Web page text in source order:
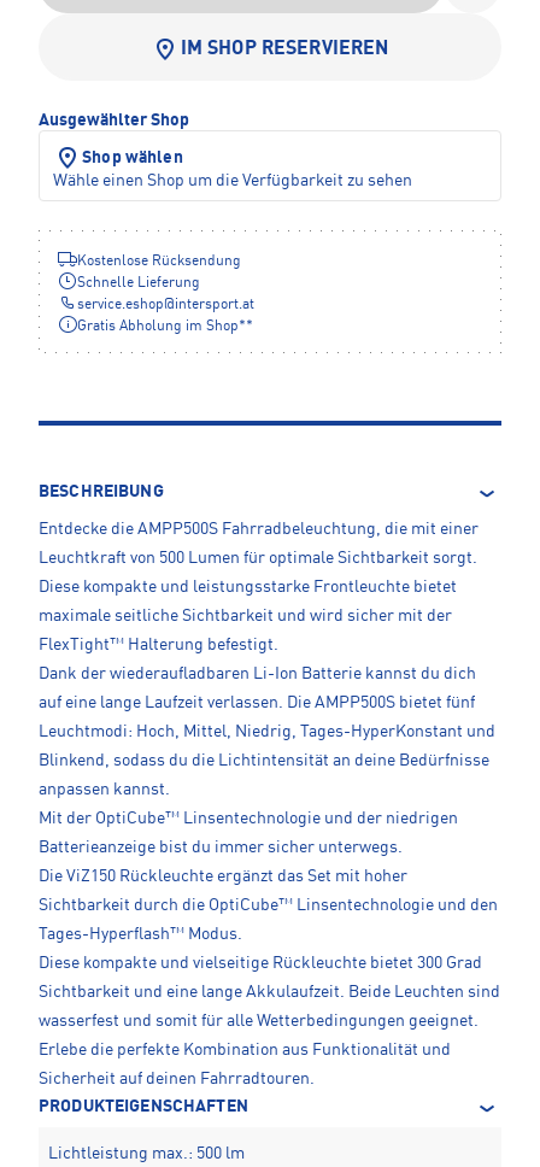
IM SHOP RESERVIEREN
Ausgewählter Shop
Shop wählen
Wähle einen Shop um die Verfügbarkeit zu sehen
Kostenlose Rücksendung
Schnelle Lieferung
service.eshop@intersport.at
Gratis Abholung im Shop**
BESCHREIBUNG
Entdecke die AMPP500S Fahrradbeleuchtung, die mit einer
Leuchtkraft von 500 Lumen für optimale Sichtbarkeit sorgt.
Diese kompakte und leistungsstarke Frontleuchte bietet
maximale seitliche Sichtbarkeit und wird sicher mit der
FlexTight™ Halterung befestigt.
Dank der wiederaufladbaren Li-Ion Batterie kannst du dich
auf eine lange Laufzeit verlassen. Die AMPP500S bietet fünf
Leuchtmodi: Hoch, Mittel, Niedrig, Tages-HyperKonstant und
Blinkend, sodass du die Lichtintensität an deine Bedürfnisse
anpassen kannst.
Mit der OptiCube™ Linsentechnologie und der niedrigen
Batterieanzeige bist du immer sicher unterwegs.
Die ViZ150 Rückleuchte ergänzt das Set mit hoher
Sichtbarkeit durch die OptiCube™ Linsentechnologie und den
Tages-Hyperflash™ Modus.
Diese kompakte und vielseitige Rückleuchte bietet 300 Grad
Sichtbarkeit und eine lange Akkulaufzeit. Beide Leuchten sind
wasserfest und somit für alle Wetterbedingungen geeignet.
Erlebe die perfekte Kombination aus Funktionalität und
Sicherheit auf deinen Fahrradtouren.
PRODUKTEIGENSCHAFTEN
Lichtleistung max.: 500 lm